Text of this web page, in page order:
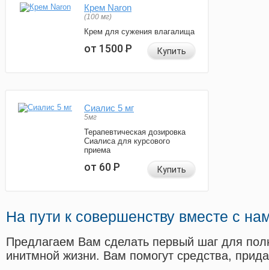
Крем Naron
(100 мг)
Крем для сужения влагалища
от 1500Р Купить
Сиалис 5 мг
5мг
Терапевтическая дозировка
Сиалиса для курсового
приема
от 60Р Купить
На пути к совершенству вместе с
Предлагаем Вам сделать первый шаг для
инитмной жизни. Вам помогут средства,